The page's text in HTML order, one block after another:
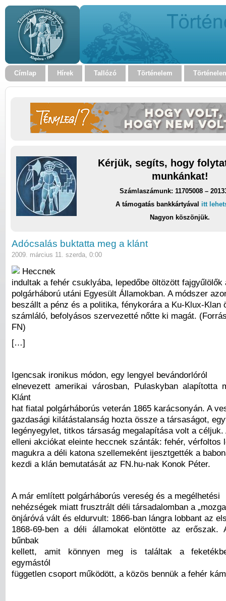
Címlap Hírek Tallózó Történelem
Kérjük, segíts, hogy
munkánkat!
Számlaszámunk: 11705008 –
A támogatás bankkártyával itt
Nagyon köszönjük.
Adócsalás buktatta meg a klánt
2009. március 11. szerda, 0:00
Heccnek
indultak a fehér csuklyába, lepedőbe öltözött fajgyűlölők
polgárháború utáni Egyesült Államokban. A módszer
beszállt a pénz és a politika, fénykorára a Ku-Klux-Klan
számláló, befolyásos szervezetté nőtte ki magát.
FN)
[…]
Igencsak ironikus módon, egy lengyel bevándorlóról
elnevezett amerikai városban, Pulaskyban alapította
Klánt
hat fiatal polgárháborús veterán 1865 karácsonyán. A
gazdasági kilátástalanság hozta össze a társaságot,
legényegylet, titkos társaság megalapítása volt a céljuk.
elleni akciókat eleinte heccnek szánták: fehér, vérfoltos
magukra a déli katona szellemeként ijesztgették a
kezdi a klán bemutatását az FN.hu-nak Konok Péter.
A már említett polgárháborús vereség és a megélhetési
nehézségek miatt frusztrált déli társadalomban a
önjáróvá vált és eldurvult: 1866-ban lángra lobbant az
1868-69-ben a déli államokat elöntötte az erőszak.
bűnbak
kellett, amit könnyen meg is találtak a
egymástól
független csoport működött, a közös bennük a fehér